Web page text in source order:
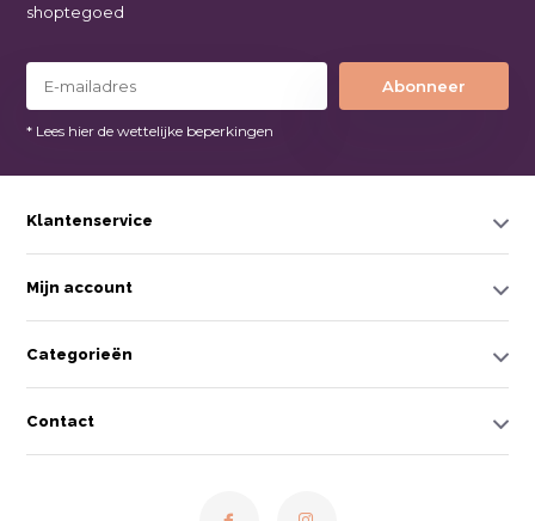
shoptegoed
Abonneer
* Lees hier de wettelijke beperkingen
Klantenservice
Mijn account
Categorieën
Contact